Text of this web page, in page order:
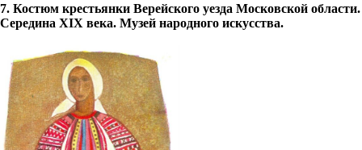
7. Костюм крестьянки Верейского уезда Московской области.
Середина XIX века. Музей народного искусства.